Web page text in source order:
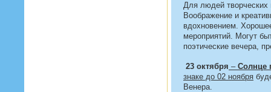
Для людей творческих
Воображение и
вдохновением.
мероприятий. Могут
поэтические вечера,
23 октября – Солнце
знаке до 02 ноября
Венера.